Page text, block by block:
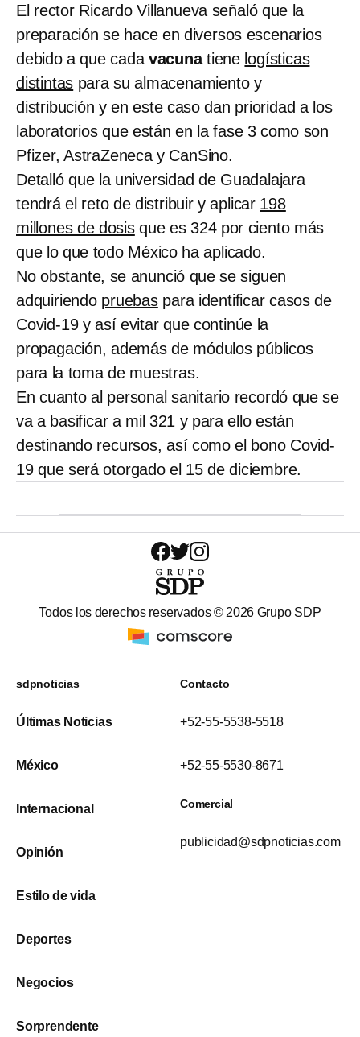
El rector Ricardo Villanueva señaló que la
preparación se hace en diversos escenarios
debido a que cada vacunatiene logísticas
distintas para su almacenamiento y
distribución y en este caso dan prioridad a los
laboratorios que están en la fase 3 como son
Pfizer, AstraZeneca y CanSino.
Detalló que la universidad de Guadalajara
tendrá el reto de distribuir y aplicar 198
millones de dosisque es 324 por ciento más
que lo que todo México ha aplicado.
No obstante, se anunció que se siguen
adquiriendo pruebaspara identificar casos de
Covid-19 y así evitar que continúe la
propagación, además de módulos públicos
para la toma de muestras.
En cuanto al personal sanitario recordó que se
va a basificar a mil 321 y para ello están
destinando recursos, así como el bono Covid-
19 que será otorgado el 15 de diciembre.
Todos los derechos reservados © 2026 Grupo SDP
sdpnoticias
Últimas Noticias
México
Internacional
Opinión
Estilo de vida
Deportes
Negocios
Sorprendente
Contacto
+52-55-5538-5518
+52-55-5530-8671
Comercial
publicidad@sdpnoticias.com